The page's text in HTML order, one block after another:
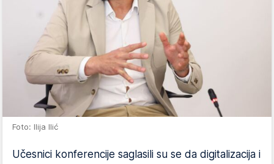
Foto: Ilija Ilić
Učesnici konferencije saglasili su se da digitalizacija i